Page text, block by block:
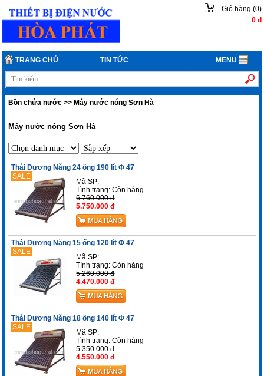
Giỏ hàng (0)
0đ
TRANG CHỦ TIN TỨC MENU
Bồn chứa nước >>Máy nước nóng Sơn Hà
Máy nước nóng Sơn Hà
Thái Dương Năng 24 ống 190 lít Φ 47
SALE
Mã SP:
Tình trạng:Còn hàng
6.760.000 đ
5.750.000 đ
Thái Dương Năng 15 ống 120 lít Φ 47
SALE
Mã SP:
Tình trạng:Còn hàng
5.260.000 đ
4.470.000 đ
Thái Dương Năng 18 ống 140 lít Φ 47
SALE
Mã SP:
Tình trạng:Còn hàng
5.350.000 đ
4.550.000 đ